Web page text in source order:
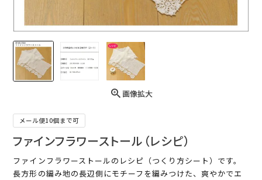
画像拡大
メール便10個まで可
ファインフラワーストール（レシピ）
ファインフラワーストールのレシピ（つくり方シート）です。
長方形の編み地の長辺側にモチーフを編みつけた、爽やかでエ